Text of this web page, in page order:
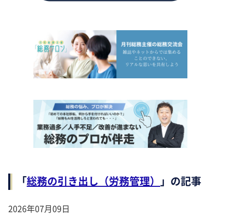
「総務の引き出し（労務管理） 」の記事
2026年07月09日